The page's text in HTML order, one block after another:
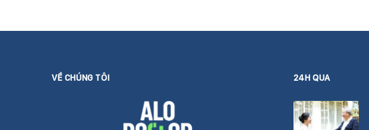
VỀ CHÚNG TÔI 24H QUA